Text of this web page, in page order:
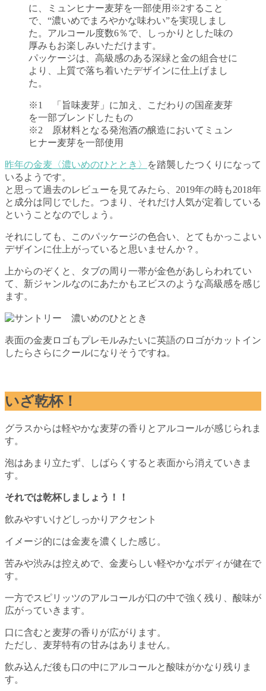
に、ミュンヒナー麦芽を一部使用※2すること
で、“濃いめでまろやかな味わい”を実現しまし
た。アルコール度数6％で、しっかりとした味の
厚みもお楽しみいただけます。
パッケージは、高級感のある深緑と金の組合せに
より、上質で落ち着いたデザインに仕上げまし
た。
※1 「旨味麦芽」に加え、こだわりの国産麦芽
を一部ブレンドしたもの
※2 原材料となる発泡酒の醸造においてミュン
ヒナー麦芽を一部使用
昨年の金麦〈濃いめのひととき〉
を踏襲したつくりになって
いるようです。
と思って過去のレビューを見てみたら、2019年の時も2018年
と成分は同じでした。つまり、それだけ人気が定着している
ということなのでしょう。
それにしても、このパッケージの色合い、とてもかっこよい
デザインに仕上がっていると思いませんか？。
上からのぞくと、タブの周り一帯が金色があしらわれてい
て、新ジャンルなのにあたかもヱビスのような高級感を感じ
ます。
表面の金麦ロゴもプレモルみたいに英語のロゴがカットイン
したらさらにクールになりそうですね。
いざ乾杯！
グラスからは軽やかな麦芽の香りとアルコールが感じられま
す。
泡はあまり立たず、しばらくすると表面から消えていきま
す。
それでは乾杯しましょう！！
飲みやすいけどしっかりアクセント
イメージ的には金麦を濃くした感じ。
苦みや渋みは控えめで、金麦らしい軽やかなボディが健在で
す。
一方でスピリッツのアルコールが口の中で強く残り、酸味が
広がっていきます。
口に含むと麦芽の香りが広がります。
ただし、麦芽特有の甘みはありません。
飲み込んだ後も口の中にアルコールと酸味がかなり残りま
す。